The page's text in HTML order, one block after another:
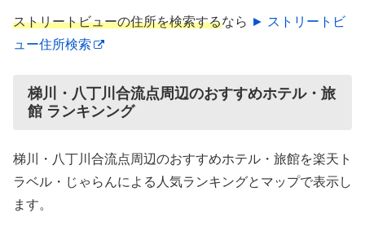
ストリートビューの住所を検索するなら ► ストリートビ
ュー住所検索
梯川・八丁川合流点周辺のおすすめホテル・旅
館 ランキンング
梯川・八丁川合流点周辺のおすすめホテル・旅館を楽天ト
ラベル・じゃらんによる人気ランキングとマップで表示し
ます。